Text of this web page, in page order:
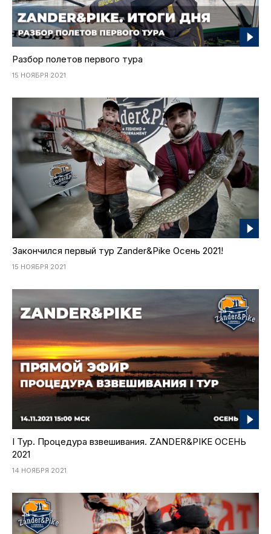
Разбор полетов первого тура
15 НОЯБРЯ 2021
Закончился первый тур Zander&Pike Осень 2021!
15 НОЯБРЯ 2021
I Тур. Процедура взвешивания. ZANDER&PIKE ОСЕНЬ
2021
14 НОЯБРЯ 2021